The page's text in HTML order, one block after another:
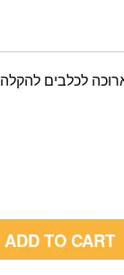
לכלבים
ADD TO CART